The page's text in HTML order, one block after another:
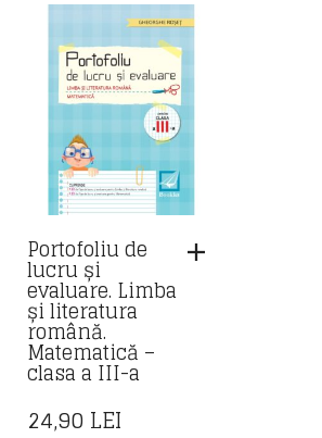
Portofoliu de
lucru și
evaluare. Limba
și literatura
română.
Matematică –
clasa a III-a
24,90 LEI